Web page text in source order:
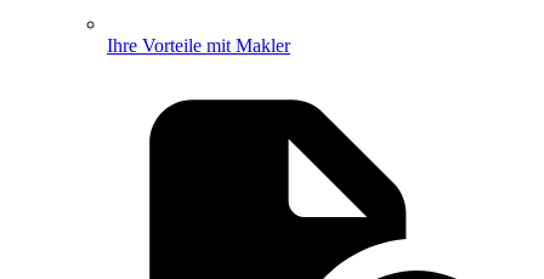
Ihre Vorteile mit Makler